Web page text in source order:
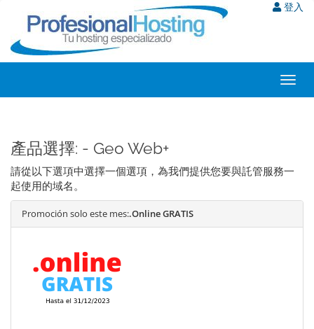
登入
產品選擇: - Geo Web+
請從以下選項中選擇一個選項，為我們提供您要與託管服務一
起使用的域名。
Promoción solo este mes:.Online GRATIS